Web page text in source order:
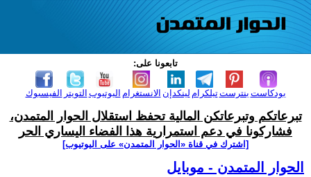
تابعونا على:
الفيسبوك التويتر اليوتيوب الانستغرام لينكدإن تيلكرامبنترست بودكاست
تبرعاتكم وتبرعاتكن المالية تحفظ استقلال الحوار المتمدن،
فشاركونا في دعم استمرارية هذا الفضاء اليساري الحر
[اشترك في قناة ‫«الحوار المتمدن» على اليوتيوب]
الحوار المتمدن - موبايل